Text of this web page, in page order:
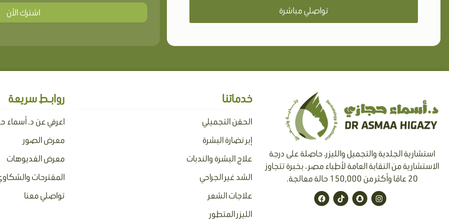
تواصلي مباشرة اشترك الأن
استشارية الجلدية والتجميل والليزر، حاصلة على درجة
الاستشارية من النقابة العامة لأطباء مصر ، بخبرة تتجاوز
20 عامًا وأكثر من 150,000 حالة معالجة.
I
n
s
S
n
a
T
i
k
F
a
c
خدماتنا
الحقن التجميلي
إبر نضارة البشرة
علاج البشرة والندبات
الشد غير الجراحي
علاجات الشعر
الليزر المتطور
روابـط سريعة
اعرفي عن د. أسماء
معرض الصور
معرض الفديوهات
المقترحات
تواصلي معنا